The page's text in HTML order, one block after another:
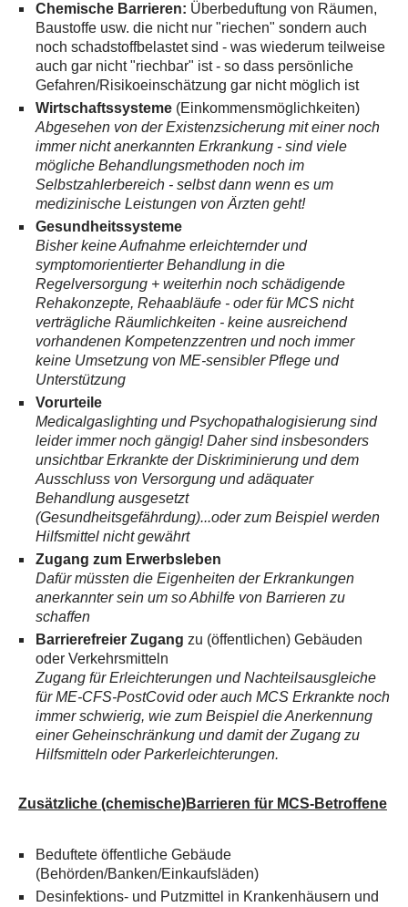
Chemische Barrieren: Überbeduftung von Räumen,
Baustoffe usw. die nicht nur "riechen" sondern auch
noch schadstoffbelastet sind - was wiederum teilweise
auch gar nicht "riechbar" ist - so dass persönliche
Gefahren/Risikoeinschätzung gar nicht möglich ist
Wirtschaftssysteme (Einkommensmöglichkeiten)
Abgesehen von der Existenzsicherung mit einer noch
immer nicht anerkannten Erkrankung - sind viele
mögliche Behandlungsmethoden noch im
Selbstzahlerbereich - selbst dann wenn es um
medizinische Leistungen von Ärzten geht!
Gesundheitssysteme
Bisher keine Aufnahme erleichternder und
symptomorientierter Behandlung in die
Regelversorgung + weiterhin noch schädigende
Rehakonzepte, Rehaabläufe - oder für MCS nicht
verträgliche Räumlichkeiten - keine ausreichend
vorhandenen Kompetenzzentren und noch immer
keine Umsetzung von ME-sensibler Pflege und
Unterstützung
Vorurteile
Medicalgaslighting und Psychopathalogisierung sind
leider immer noch gängig! Daher sind insbesonders
unsichtbar Erkrankte der Diskriminierung und dem
Ausschluss von Versorgung und adäquater
Behandlung ausgesetzt
(Gesundheitsgefährdung)...oder zum Beispiel werden
Hilfsmittel nicht gewährt
Zugang zum Erwerbsleben
Dafür müssten die Eigenheiten der Erkrankungen
anerkannter sein um so Abhilfe von Barrieren zu
schaffen
Barrierefreier Zugang zu (öffentlichen) Gebäuden
oder Verkehrsmitteln
Zugang für Erleichterungen und Nachteilsausgleiche
für ME-CFS-PostCovid oder auch MCS Erkrankte noch
immer schwierig, wie zum Beispiel die Anerkennung
einer Geheinschränkung und damit der Zugang zu
Hilfsmitteln oder Parkerleichterungen.
Zusätzliche (chemische)Barrieren für MCS-Betroffene
Beduftete öffentliche Gebäude
(Behörden/Banken/Einkaufsläden)
Desinfektions- und Putzmittel in Krankenhäusern und